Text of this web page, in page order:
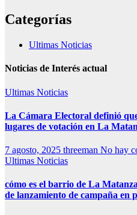
Categorías
Ultimas Noticias
Noticias de Interés actual
Ultimas Noticias
La Cámara Electoral definió
lugares de votación en La
7 agosto, 2025 threeman No hay
Ultimas Noticias
cómo es el barrio de La
de lanzamiento de campaña en